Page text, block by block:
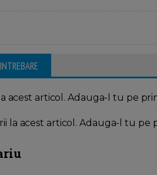
acest articol. Adauga-l tu pe
la acest articol. Adauga-l tu pe